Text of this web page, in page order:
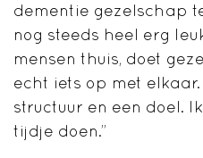
dementie gezelschap
nog steeds heel erg
mensen thuis, doet
echt iets op met
structuur en een doel.
tijdje doen.”